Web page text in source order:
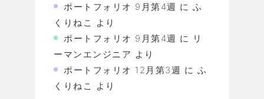
ポートフォリオ 9月第4週 に ふ
くりねこ
より
ポートフォリオ 9月第4週 に
リ
ーマンエンジニア より
ポートフォリオ 12月第3週 に ふ
くりねこ
より